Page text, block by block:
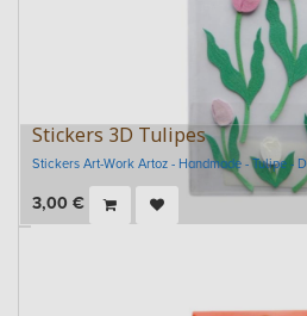
Stickers 3D Tulipes
Stickers Art-Work Artoz - Handmade - Tulipe -
3,00 €